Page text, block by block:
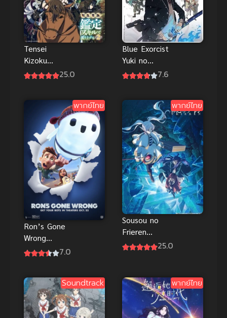
Tensei
Kizoku
Kantei Skill25.0
Blue Exorcist
Yuki no
Hate-hen เอ็ก
7.6
พากย์ไทย
Ron’s Gone
Wrong
(2021) รอน
พากย์ไทย ดู
ฟรีทุกตอน
7.0
พากย์ไทย
Sousou no
Frieren
Season 2 25.0
Soundtrack พากย์ไทย